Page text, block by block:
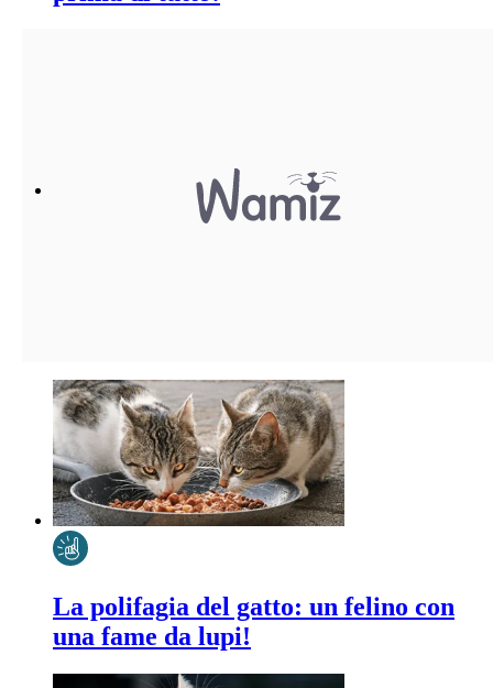
La polifagia del gatto: un felino con
una fame da lupi!